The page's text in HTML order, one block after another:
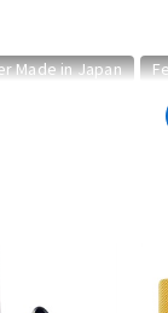
Made in Japan
エレキギター/テレキ